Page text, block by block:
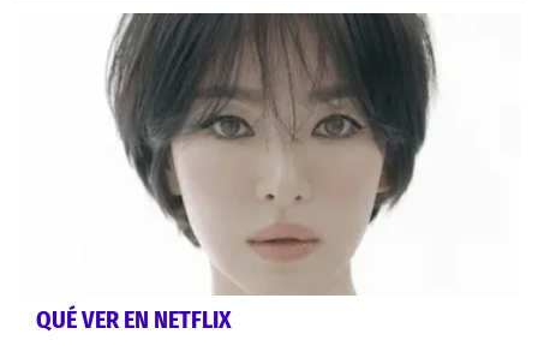
QUÉ VER EN NETFLIX